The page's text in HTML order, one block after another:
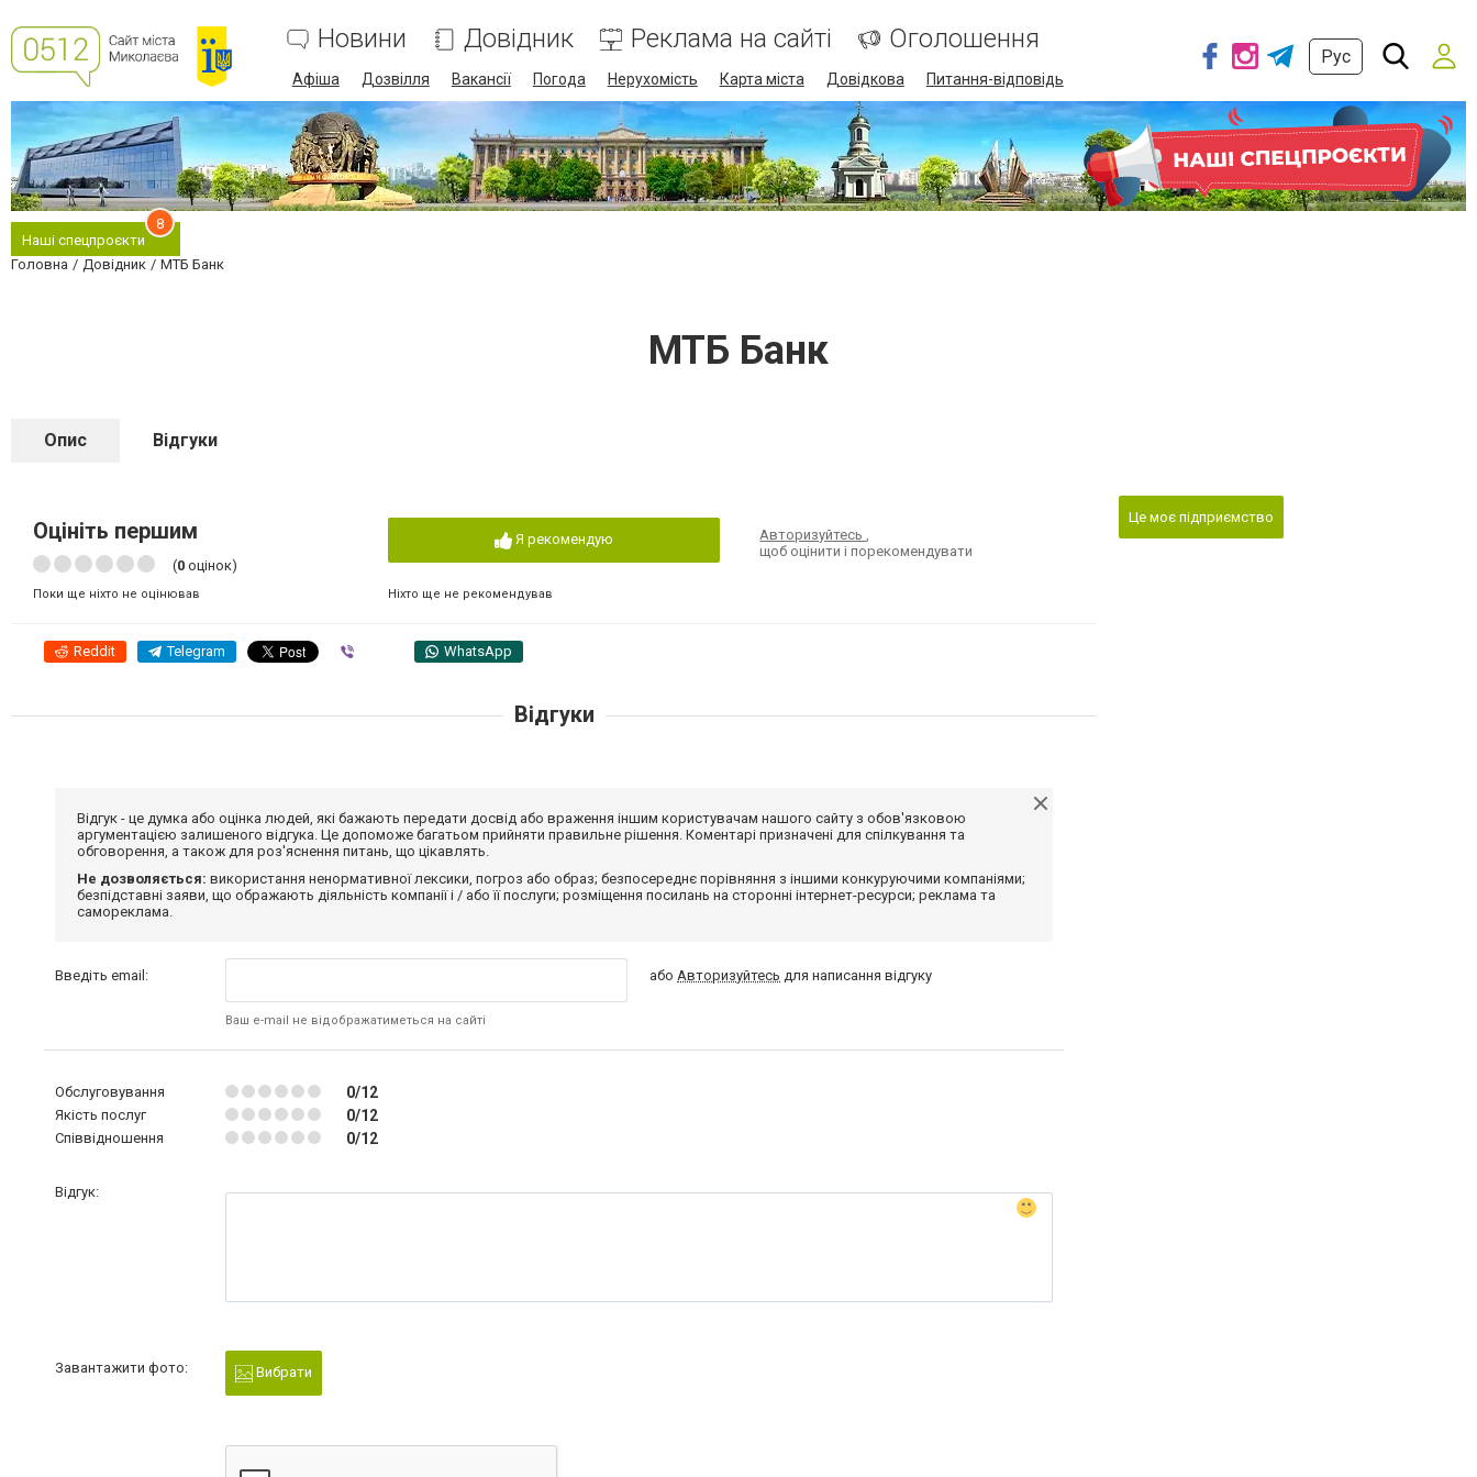
Новини Довідник Реклама на сайті Оголошення
Афіша Дозвілля Вакансії Погода Нерухомість Карта міста Довідкова Питання-відповідь
Рус
Наші спецпроєкти
8
Головна Довідник МТБ Банк
МТБ Банк
Опис Відгуки
Оцініть першим
(0 оцінок)
Поки ще ніхто не оцінював
Я рекомендую
Ніхто ще не рекомендував
Авторизуйтесь,
щоб оцінити і порекомендувати
Reddit Telegram WhatsApp
Це моє підприємство
Відгуки
Відгук - це думка або оцінка людей, які бажають передати досвід або враження іншим користувачам нашого сайту з обов'язковою
аргументацією залишеного відгука. Це допоможе багатьом прийняти правильне рішення. Коментарі призначені для спілкування та
обговорення, а також для роз'яснення питань, що цікавлять.
Не дозволяється: використання ненормативної лексики, погроз або образ; безпосереднє порівняння з іншими конкуруючими компаніями;
безпідставні заяви, що ображають діяльність компанії і / або її послуги; розміщення посилань на сторонні інтернет-ресурси; реклама та
самореклама.
Введіть email:
Ваш e-mail не відображатиметься на сайті
абоАвторизуйтесь для написання відгуку
Обслуговування 0/12
Якість послуг 0/12
Співвідношення 0/12
Відгук:
Завантажити фото: Вибрати